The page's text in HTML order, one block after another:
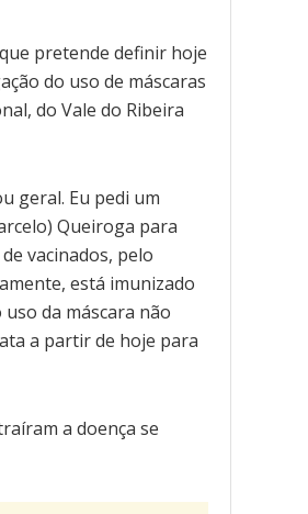
pretende definir hoje
do uso de máscaras
do Vale do Ribeira
geral. Eu pedi um
Queiroga para
vacinados, pelo
está imunizado
da máscara não
a partir de hoje para
a doença se